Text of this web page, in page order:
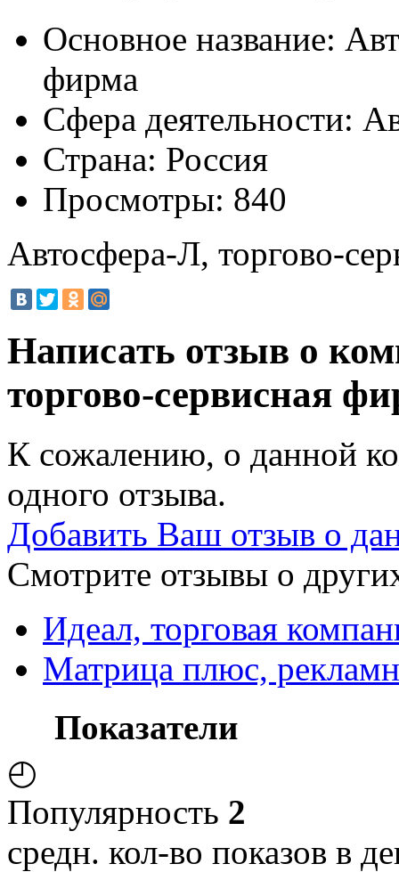
Основное название:
фирма
Сфера деятельности:
Страна: Россия
Просмотры: 840
Автосфера-Л, торгово-
Написать отзыв о
торгово-сервисная
К сожалению, о данной
одного отзыва.
Добавить Ваш отзыв о
Смотрите отзывы о
Идеал, торговая
Матрица плюс,
Показатели
◴
Популярность 2
средн. кол-во показов в